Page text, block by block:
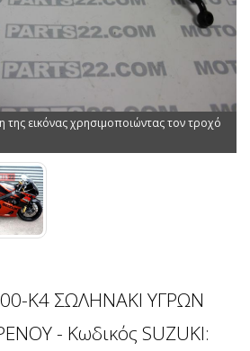
της εικόνας χρησιμοποιώντας τον τροχό
K4 ΣΩΛΗΝΑΚΙ ΥΓΡΩΝ
- Κωδικός SUZUKI: